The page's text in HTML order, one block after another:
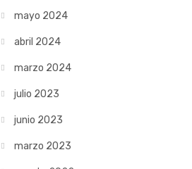
mayo 2024
abril 2024
marzo 2024
julio 2023
junio 2023
marzo 2023